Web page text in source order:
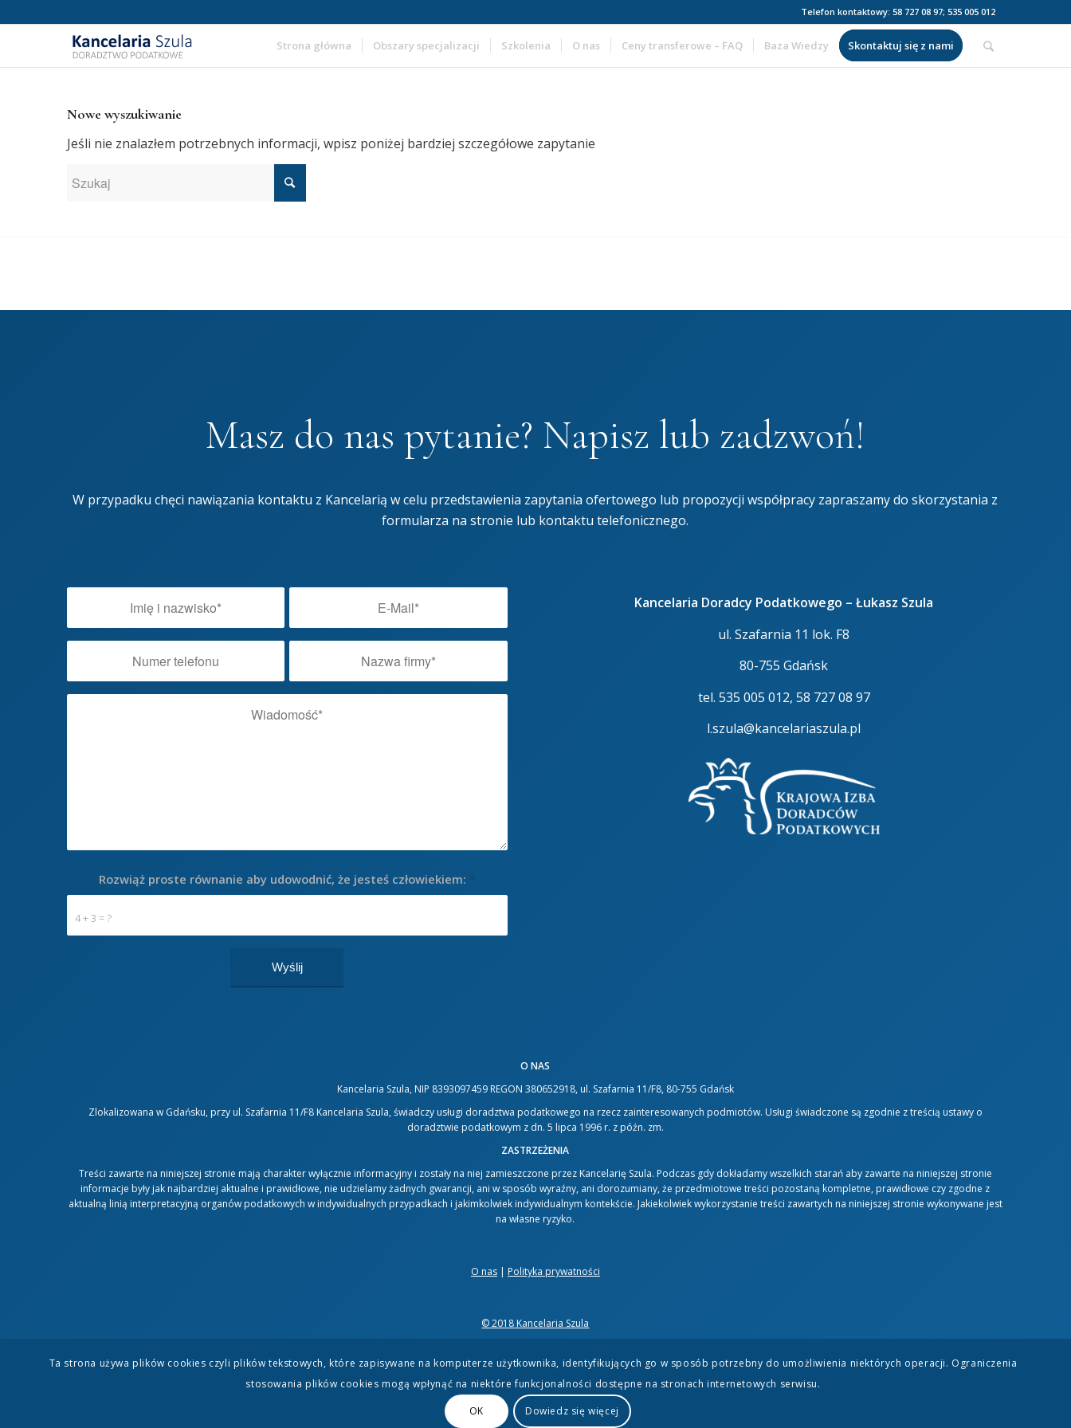
Telefon kontaktowy: 58 727 08 97; 535 005 012
Strona główna Obszary specjalizacji Szkolenia O nas Ceny transferowe – FAQ Baza Wiedzy Skontaktuj się z nami
Nowe wyszukiwanie
Jeśli nie znalazłem potrzebnych informacji, wpisz poniżej bardziej szczegółowe zapytanie
Masz do nas pytanie? Napisz lub zadzwoń!
W przypadku chęci nawiązania kontaktu z Kancelarią w celu przedstawienia zapytania ofertowego lub propozycji współpracy zapraszamy do skorzystania z
formularza na stronie lub kontaktu telefonicznego.
4 + 3 = ?
Rozwiąż proste równanie aby udowodnić, że jesteś człowiekiem:
Kancelaria Doradcy Podatkowego – Łukasz Szula
ul. Szafarnia 11 lok. F8
80-755 Gdańsk
tel. 535 005 012, 58 727 08 97
l.szula@kancelariaszula.pl
O NAS
Kancelaria Szula, NIP 8393097459 REGON 380652918, ul. Szafarnia 11/F8, 80-755 Gdańsk
Zlokalizowana w Gdańsku, przy ul. Szafarnia 11/F8 Kancelaria Szula, świadczy usługi doradztwa podatkowego na rzecz zainteresowanych podmiotów. Usługi świadczone są zgodnie z treścią ustawy o
doradztwie podatkowym z dn. 5 lipca 1996 r. z późn. zm.
ZASTRZEŻENIA
Treści zawarte na niniejszej stronie mają charakter wyłącznie informacyjny i zostały na niej zamieszczone przez Kancelarię Szula. Podczas gdy dokładamy wszelkich starań aby zawarte na niniejszej stronie
informacje były jak najbardziej aktualne i prawidłowe, nie udzielamy żadnych gwarancji, ani w sposób wyraźny, ani dorozumiany, że przedmiotowe treści pozostaną kompletne, prawidłowe czy zgodne z
aktualną linią interpretacyjną organów podatkowych w indywidualnych przypadkach i jakimkolwiek indywidualnym kontekście. Jakiekolwiek wykorzystanie treści zawartych na niniejszej stronie wykonywane jest
na własne ryzyko.
O nas| Polityka prywatności
© 2018 Kancelaria Szula
Ta strona używa plików cookies czyli plików tekstowych, które zapisywane na komputerze użytkownika, identyfikujących go w sposób potrzebny do umożliwienia niektórych operacji. Ograniczenia
stosowania plików cookies mogą wpłynąć na niektóre funkcjonalności dostępne na stronach internetowych serwisu.
OK Dowiedz się więcej